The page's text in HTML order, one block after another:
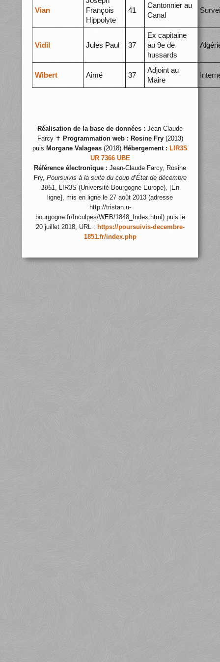
Vian
François
Hippolyte
41
Cantonnier au
Canal
Vidil Jules Paul 37
Ex capitaine
au 9e de
hussards
Wibert Aimé 37
Adjoint au
Maire
Réalisation de la base de données : Jean-Claude
Farcy ✝ Programmation web : Rosine Fry(2013)
puis Morgane Valageas (2018) Hébergement : LIR3S
UR 7366 UBE
Référence électronique : Jean-Claude Farcy, Rosine
Fry, Poursuivis à la suite du coup d’État de décembre
1851, LIR3S (Université Bourgogne Europe), [En
ligne], mis en ligne le 27 août 2013 (adresse
http://tristan.u-
bourgogne.fr/Inculpes/WEB/1848_Index.html) puis le
20 juillet 2018, URL : https://poursuivis-decembre-
1851.fr/index.php